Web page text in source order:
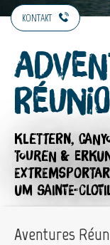
KONTAKT
KLETTERN,
TOUREN &
UM SAINTE-
Aventures